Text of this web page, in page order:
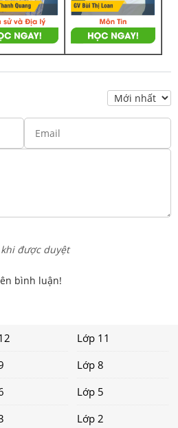
được duyệt
bình luận!
Lớp 11
Lớp 8
Lớp 5
Lớp 2